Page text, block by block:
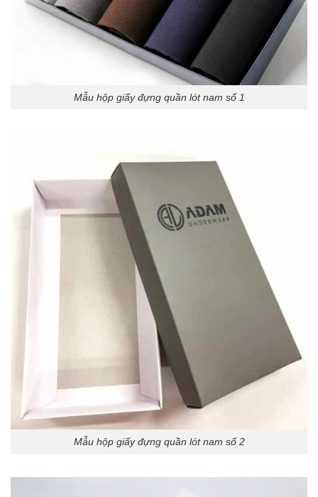
Mẫu hộp giấy đựng quần lót nam số 1
Mẫu hộp giấy đựng quần lót nam số 2